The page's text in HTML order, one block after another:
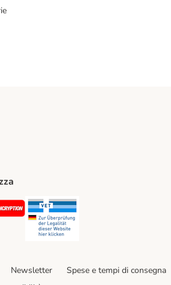
Security
Newsletter Spese e tempi di consegna